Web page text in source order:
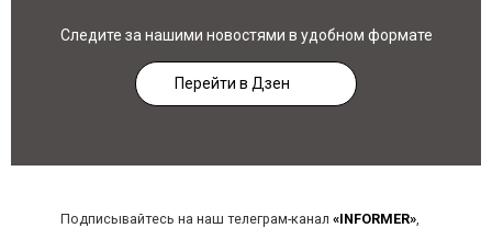
Следите за нашими новостями в удобном формате
Перейти в Дзен
Подписывайтесь на наш телеграм-канал «INFORMER»,